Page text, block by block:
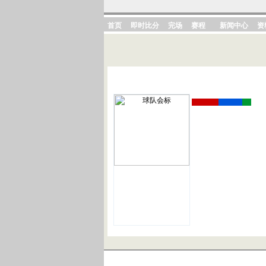
首页 即时比分 完场 赛程 新闻中心 资